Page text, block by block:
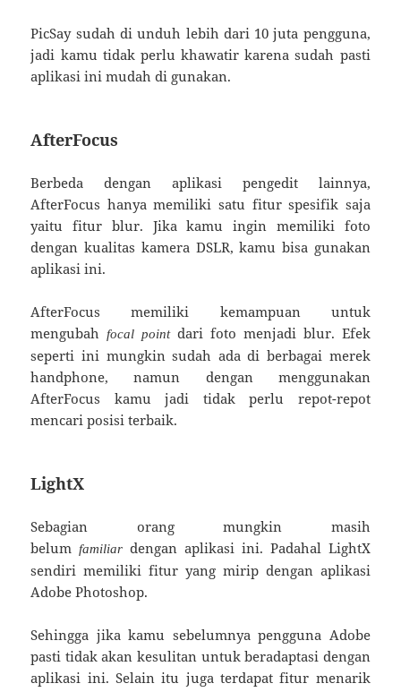
PicSay sudah di unduh lebih dari 10 juta pengguna,
jadi kamu tidak perlu khawatir karena sudah pasti
aplikasi ini mudah di gunakan.
AfterFocus
Berbeda dengan aplikasi pengedit lainnya,
AfterFocus hanya memiliki satu fitur spesifik saja
yaitu fitur blur. Jika kamu ingin memiliki foto
dengan kualitas kamera DSLR, kamu bisa gunakan
aplikasi ini.
AfterFocus memiliki kemampuan untuk
mengubahfocal pointdari foto menjadi blur. Efek
seperti ini mungkin sudah ada di berbagai merek
handphone, namun dengan menggunakan
AfterFocus kamu jadi tidak perlu repot-repot
mencari posisi terbaik.
LightX
Sebagian orang mungkin masih
belumfamiliardengan aplikasi ini. Padahal LightX
sendiri memiliki fitur yang mirip dengan aplikasi
Adobe Photoshop.
Sehingga jika kamu sebelumnya pengguna Adobe
pasti tidak akan kesulitan untuk beradaptasi dengan
aplikasi ini. Selain itu juga terdapat fitur menarik